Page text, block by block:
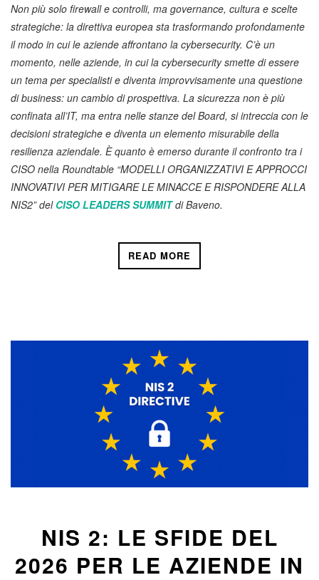
Non più solo firewall e controlli, ma governance, cultura e scelte
strategiche: la direttiva europea sta trasformando profondamente
il modo in cui le aziende affrontano la cybersecurity. C’è un
momento, nelle aziende, in cui la cybersecurity smette di essere
un tema per specialisti e diventa improvvisamente una questione
di business: un cambio di prospettiva. La sicurezza non è più
confinata all’IT, ma entra nelle stanze del Board, si intreccia con le
decisioni strategiche e diventa un elemento misurabile della
resilienza aziendale. È quanto è emerso durante il confronto tra i
CISO nella Roundtable “MODELLI ORGANIZZATIVI E APPROCCI
INNOVATIVI PER MITIGARE LE MINACCE E RISPONDERE ALLA
NIS2” del CISO LEADERS SUMMITdi Baveno.
READ MORE
NIS 2: LE SFIDE DEL
2026 PER LE AZIENDE IN